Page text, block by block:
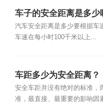
车子的安全距离是多少
汽车安全距离是多少要根据车
车速在每小时100千米以上...
车距多少为安全距离？
安全车距并没有绝对的标准，
准，最直接、最重要的影响因